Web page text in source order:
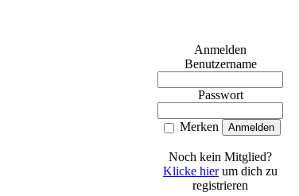
Anmelden
Benutzername
Passwort
Merken
Noch kein Mitglied?
Klicke hierum dich zu
registrieren